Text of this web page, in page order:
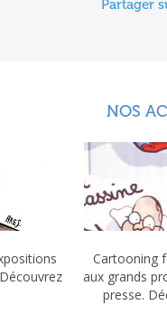
Partager
NOS
Cartooning
aux grands
presse.